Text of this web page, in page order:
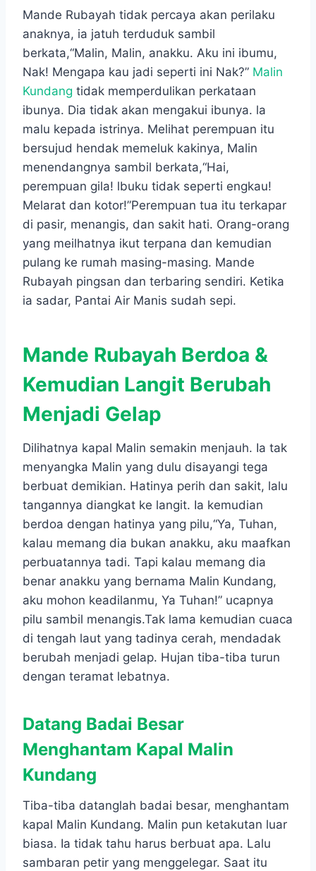
Mande Rubayah tidak percaya akan perilaku
anaknya, ia jatuh terduduk sambil
berkata,“Malin, Malin, anakku. Aku ini ibumu,
Nak! Mengapa kau jadi seperti ini Nak?” Malin
Kundang tidak memperdulikan perkataan
ibunya. Dia tidak akan mengakui ibunya. la
malu kepada istrinya. Melihat perempuan itu
bersujud hendak memeluk kakinya, Malin
menendangnya sambil berkata,“Hai,
perempuan gila! lbuku tidak seperti engkau!
Melarat dan kotor!”Perempuan tua itu terkapar
di pasir, menangis, dan sakit hati. Orang-orang
yang meilhatnya ikut terpana dan kemudian
pulang ke rumah masing-masing. Mande
Rubayah pingsan dan terbaring sendiri. Ketika
ia sadar, Pantai Air Manis sudah sepi.
Mande Rubayah Berdoa &
Kemudian Langit Berubah
Menjadi Gelap
Dilihatnya kapal Malin semakin menjauh. Ia tak
menyangka Malin yang dulu disayangi tega
berbuat demikian. Hatinya perih dan sakit, lalu
tangannya diangkat ke langit. Ia kemudian
berdoa dengan hatinya yang pilu,“Ya, Tuhan,
kalau memang dia bukan anakku, aku maafkan
perbuatannya tadi. Tapi kalau memang dia
benar anakku yang bernama Malin Kundang,
aku mohon keadilanmu, Ya Tuhan!” ucapnya
pilu sambil menangis.Tak lama kemudian cuaca
di tengah laut yang tadinya cerah, mendadak
berubah menjadi gelap. Hujan tiba-tiba turun
dengan teramat lebatnya.
Datang Badai Besar
Menghantam Kapal Malin
Kundang
Tiba-tiba datanglah badai besar, menghantam
kapal Malin Kundang. Malin pun ketakutan luar
biasa. Ia tidak tahu harus berbuat apa. Lalu
sambaran petir yang menggelegar. Saat itu